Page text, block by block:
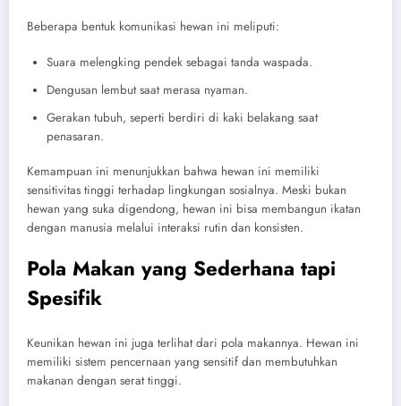
Beberapa bentuk komunikasi hewan ini meliputi:
Suara melengking pendek sebagai tanda waspada.
Dengusan lembut saat merasa nyaman.
Gerakan tubuh, seperti berdiri di kaki belakang saat
penasaran.
Kemampuan ini menunjukkan bahwa hewan ini memiliki
sensitivitas tinggi terhadap lingkungan sosialnya. Meski bukan
hewan yang suka digendong, hewan ini bisa membangun ikatan
dengan manusia melalui interaksi rutin dan konsisten.
Pola Makan yang Sederhana tapi
Spesifik
Keunikan hewan ini juga terlihat dari pola makannya. Hewan ini
memiliki sistem pencernaan yang sensitif dan membutuhkan
makanan dengan serat tinggi.